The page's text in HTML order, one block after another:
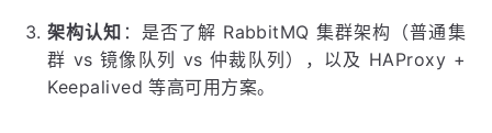
架构认知 ：是否了解 RabbitMQ 集群架构（普通集
群 vs 镜像队列 vs 仲裁队列），以及 HAProxy +
Keepalived 等高可用方案。